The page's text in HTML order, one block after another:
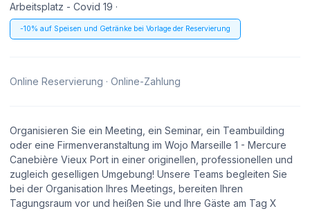
Arbeitsplatz - Covid 19 ·
-10% auf Speisen und Getränke bei Vorlage der Reservierung
Online Reservierung · Online-Zahlung
Organisieren Sie ein Meeting, ein Seminar, ein Teambuilding
oder eine Firmenveranstaltung im Wojo Marseille 1 - Mercure
Canebière Vieux Port in einer originellen, professionellen und
zugleich geselligen Umgebung! Unsere Teams begleiten Sie
bei der Organisation Ihres Meetings, bereiten Ihren
Tagungsraum vor und heißen Sie und Ihre Gäste am Tag X